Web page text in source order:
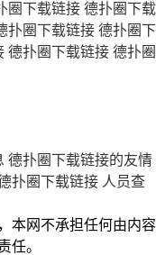
圈下载链接 德扑圈下载
扑圈下载链接 德扑圈下
德扑圈下载链接 德扑圈
德扑圈下载链接的友情
扑圈下载链接 人员查
本网不承担任何由内容
任。